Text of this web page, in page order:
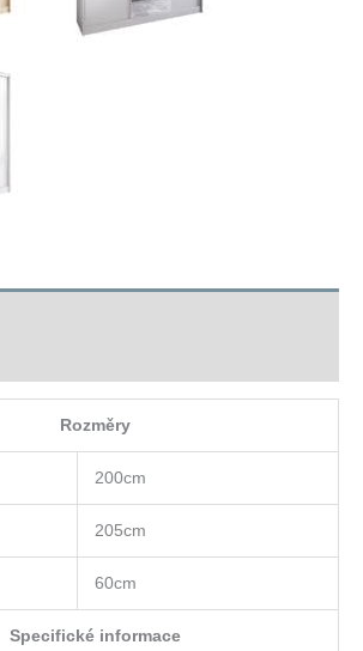
Rozměry
200cm
205cm
60cm
Specifické informace